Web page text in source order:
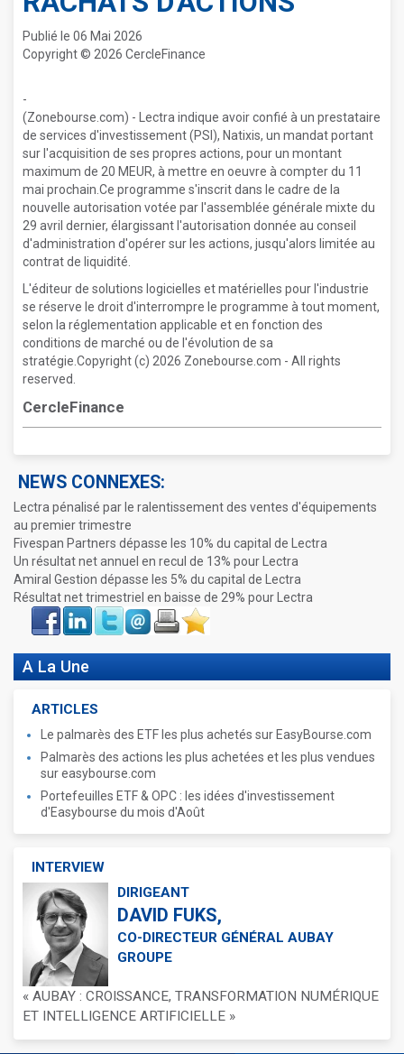
Publié le 06 Mai 2026
Copyright © 2026 CercleFinance
-
(Zonebourse.com) - Lectra indique avoir confié à un prestataire
de services d'investissement (PSI), Natixis, un mandat portant
sur l'acquisition de ses propres actions, pour un montant
maximum de 20 MEUR, à mettre en oeuvre à compter du 11
mai prochain.Ce programme s'inscrit dans le cadre de la
nouvelle autorisation votée par l'assemblée générale mixte du
29 avril dernier, élargissant l'autorisation donnée au conseil
d'administration d'opérer sur les actions, jusqu'alors limitée au
contrat de liquidité.
L'éditeur de solutions logicielles et matérielles pour l'industrie
se réserve le droit d'interrompre le programme à tout moment,
selon la réglementation applicable et en fonction des
conditions de marché ou de l'évolution de sa
stratégie.Copyright (c) 2026 Zonebourse.com - All rights
reserved.
CercleFinance
NEWS CONNEXES:
Lectra pénalisé par le ralentissement des ventes d'équipements
au premier trimestre
Fivespan Partners dépasse les 10% du capital de Lectra
Un résultat net annuel en recul de 13% pour Lectra
Amiral Gestion dépasse les 5% du capital de Lectra
Résultat net trimestriel en baisse de 29% pour Lectra
Face
book
LinkIn Twitter Envoyer ImprimerFavoris
A La Une
ARTICLES
Le palmarès des ETF les plus achetés sur EasyBourse.com
Palmarès des actions les plus achetées et les plus vendues
sur easybourse.com
Portefeuilles ETF & OPC : les idées d'investissement
d'Easybourse du mois d'Août
INTERVIEW
DIRIGEANT
DAVID FUKS,
CO-DIRECTEUR GÉNÉRAL AUBAY
GROUPE
« AUBAY : CROISSANCE, TRANSFORMATION NUMÉRIQUE
ET INTELLIGENCE ARTIFICIELLE »